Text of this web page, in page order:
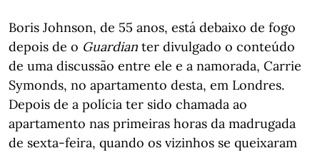
Boris Johnson, de 55 anos, está debaixo de fogo
depois de o Guardian ter divulgado o conteúdo
de uma discussão entre ele e a namorada, Carrie
Symonds, no apartamento desta, em Londres.
Depois de a polícia ter sido chamada ao
apartamento nas primeiras horas da madrugada
de sexta-feira, quando os vizinhos se queixaram